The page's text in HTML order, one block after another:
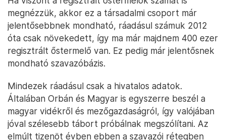
megnézzük, akkor ez a társadalmi csoport már
jelentősebbnek mondható, ráadásul számuk 2012
óta csak növekedett, így ma már majdnem 400 ezer
regisztrált őstermelő van. Ez pedig már jelentősnek
mondható szavazóbázis.
Mindezek ráadásul csak a hivatalos adatok.
Általában Orbán és Magyar is egyszerre beszél a
magyar vidékről és mezőgazdaságról, így valójában
jóval szélesebb tábort próbálnak megszólítani. Az
elmúlt tizenöt évben ebben a szavazói rétegben